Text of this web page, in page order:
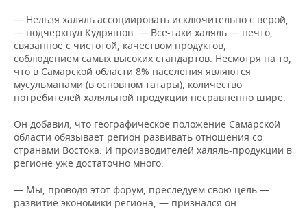
— Нельзя халяль ассоциировать исключительно с верой,
— подчеркнул Кудряшов. — Все-таки халяль — нечто,
связанное с чистотой, качеством продуктов,
соблюдением самых высоких стандартов. Несмотря на то,
что в Самарской области 8% населения являются
мусульманами (в основном татары), количество
потребителей халяльной продукции несравненно шире.
Он добавил, что географическое положение Самарской
области обязывает регион развивать отношения со
странами Востока. И производителей халяль-продукции в
регионе уже достаточно много.
— Мы, проводя этот форум, преследуем свою цель —
развитие экономики региона, — признался он.